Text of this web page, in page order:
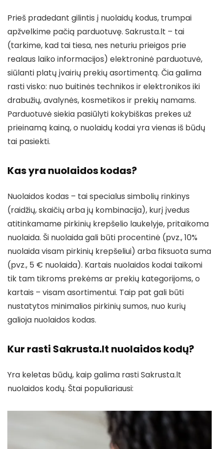
Prieš pradedant gilintis į nuolaidų kodus, trumpai
apžvelkime pačią parduotuvę. Sakrusta.lt – tai
(tarkime, kad tai tiesa, nes neturiu prieigos prie
realaus laiko informacijos) elektroninė parduotuvė,
siūlanti platų įvairių prekių asortimentą. Čia galima
rasti visko: nuo buitinės technikos ir elektronikos iki
drabužių, avalynės, kosmetikos ir prekių namams.
Parduotuvė siekia pasiūlyti kokybiškas prekes už
prieinamą kainą, o nuolaidų kodai yra vienas iš būdų
tai pasiekti.
Kas yra nuolaidos kodas?
Nuolaidos kodas – tai specialus simbolių rinkinys
(raidžių, skaičių arba jų kombinacija), kurį įvedus
atitinkamame pirkinių krepšelio laukelyje, pritaikoma
nuolaida. Ši nuolaida gali būti procentinė (pvz., 10%
nuolaida visam pirkinių krepšeliui) arba fiksuota suma
(pvz., 5 € nuolaida). Kartais nuolaidos kodai taikomi
tik tam tikroms prekėms ar prekių kategorijoms, o
kartais – visam asortimentui. Taip pat gali būti
nustatytos minimalios pirkinių sumos, nuo kurių
galioja nuolaidos kodas.
Kur rasti Sakrusta.lt nuolaidos kodų?
Yra keletas būdų, kaip galima rasti Sakrusta.lt
nuolaidos kodų. Štai populiariausi: